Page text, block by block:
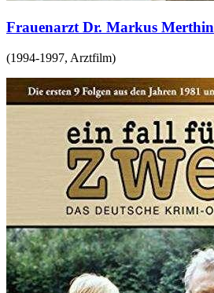
Frauenarzt Dr. Markus Merthin
(1994-1997, Arztfilm)